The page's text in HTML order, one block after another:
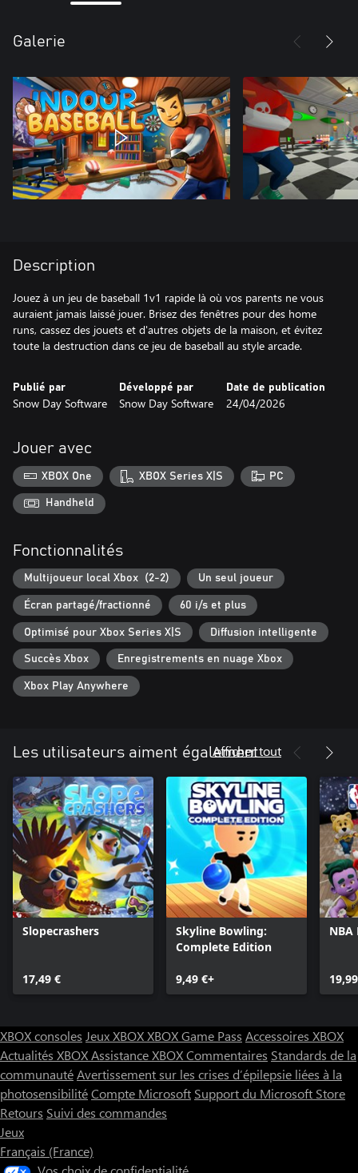
Galerie
Description
Jouez à un jeu de baseball 1v1 rapide là où vos parents ne vous
auraient jamais laissé jouer. Brisez des fenêtres pour des home
runs, cassez des jouets et d'autres objets de la maison, et évitez
toute la destruction dans ce jeu de baseball au style arcade.
Publié par
Snow Day Software
Développé par
Snow Day Software
Date de publication
24/04/2026
Jouer avec
XBOX One XBOX Series X|S PC
Handheld
Fonctionnalités
Multijoueur local Xbox (2-2) Un seul joueur
Écran partagé/fractionné 60 i/s et plus
Optimisé pour Xbox Series X|S Diffusion intelligente
Succès Xbox Enregistrements en nuage Xbox
Xbox Play Anywhere
Les utilisateurs aiment également
Afficher tout
Slopecrashers
17,49 €
Skyline Bowling:
Complete Edition
9,49 €+
NBA
XBOX consoles Jeux XBOXXBOX Game Pass Accessoires XBOX
Actualités XBOXAssistance XBOXCommentaires Standards de la
communautéAvertissement sur les crises d’épilepsie liées à la
photosensibilitéCompte Microsoft Support du Microsoft Store
Retours Suivi des commandes
Jeux
Français (France)